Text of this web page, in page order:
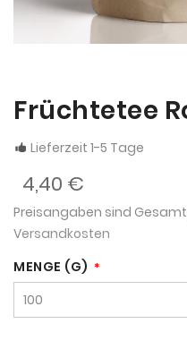
Früchtetee
Lieferzeit 1-5 Tage
4,40 €
Preisangaben sind
Versandkosten
MENGE (G)